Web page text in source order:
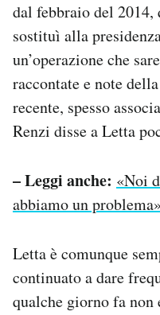
dal febbraio del
sostituì alla
un’operazione che
raccontate e note
recente, spesso
Renzi disse a Letta
– Leggi anche: «Noi
abbiamo un problema»
Letta è comunque
continuato a dare
qualche giorno fa